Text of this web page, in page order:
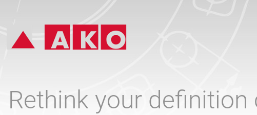
Rethink your